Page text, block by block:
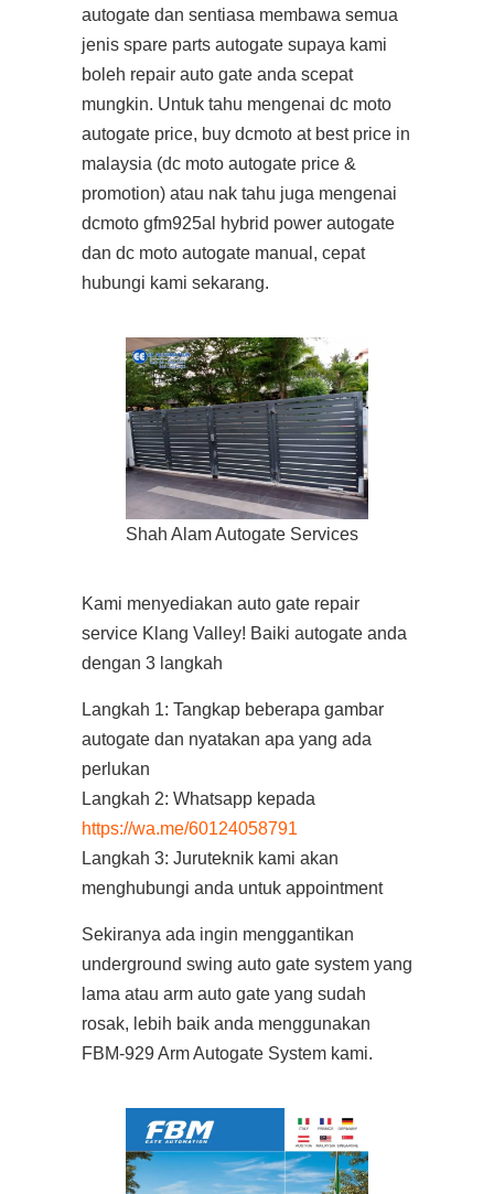
autogate dan sentiasa membawa semua
jenis spare parts autogate supaya kami
boleh repair auto gate anda scepat
mungkin. Untuk tahu mengenai dc moto
autogate price, buy dcmoto at best price in
malaysia (dc moto autogate price &
promotion) atau nak tahu juga mengenai
dcmoto gfm925al hybrid power autogate
dan dc moto autogate manual, cepat
hubungi kami sekarang.
Shah Alam Autogate Services
Kami menyediakan auto gate repair
service Klang Valley! Baiki autogate anda
dengan 3 langkah
Langkah 1: Tangkap beberapa gambar
autogate dan nyatakan apa yang ada
perlukan
Langkah 2: Whatsapp kepada
https://wa.me/60124058791
Langkah 3: Juruteknik kami akan
menghubungi anda untuk appointment
Sekiranya ada ingin menggantikan
underground swing auto gate system yang
lama atau arm auto gate yang sudah
rosak, lebih baik anda menggunakan
FBM-929 Arm Autogate System kami.